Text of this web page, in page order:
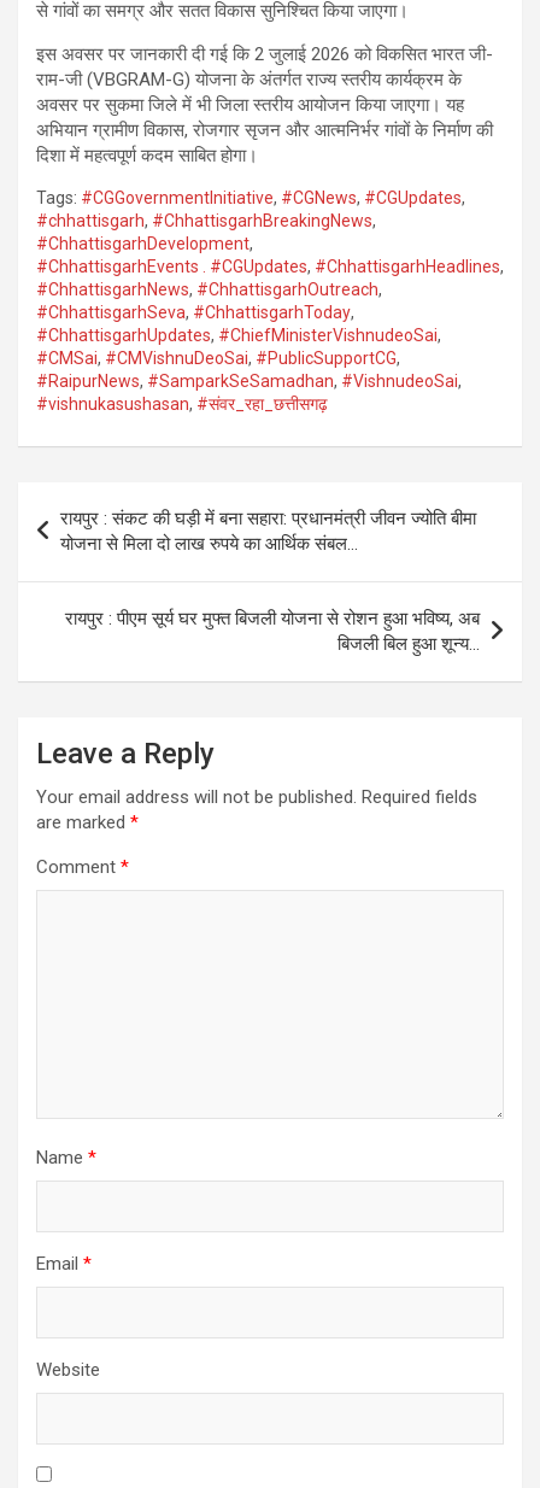
से गांवों का समग्र और सतत विकास सुनिश्चित किया जाएगा।
इस अवसर पर जानकारी दी गई कि 2 जुलाई 2026 को विकसित भारत जी-
राम-जी (VBGRAM-G) योजना के अंतर्गत राज्य स्तरीय कार्यक्रम के
अवसर पर सुकमा जिले में भी जिला स्तरीय आयोजन किया जाएगा। यह
अभियान ग्रामीण विकास, रोजगार सृजन और आत्मनिर्भर गांवों के निर्माण की
दिशा में महत्वपूर्ण कदम साबित होगा।
Tags: #CGGovernmentInitiative, #CGNews, #CGUpdates,
#chhattisgarh, #ChhattisgarhBreakingNews,
#ChhattisgarhDevelopment,
#ChhattisgarhEvents . #CGUpdates, #ChhattisgarhHeadlines,
#ChhattisgarhNews, #ChhattisgarhOutreach,
#ChhattisgarhSeva, #ChhattisgarhToday,
#ChhattisgarhUpdates, #ChiefMinisterVishnudeoSai,
#CMSai, #CMVishnuDeoSai, #PublicSupportCG,
#RaipurNews, #SamparkSeSamadhan, #VishnudeoSai,
#vishnukasushasan, #संवर_रहा_छत्तीसगढ़
navigation
रायपुर : संकट की घड़ी में बना सहारा: प्रधानमंत्री जीवन ज्योति बीमा
योजना से मिला दो लाख रुपये का आर्थिक संबल…
रायपुर : पीएम सूर्य घर मुफ्त बिजली योजना से रोशन हुआ भविष्य, अब
बिजली बिल हुआ शून्य…
Leave a Reply
Your email address will not be published. Required fields
are marked *
Comment *
Name *
Email *
Website